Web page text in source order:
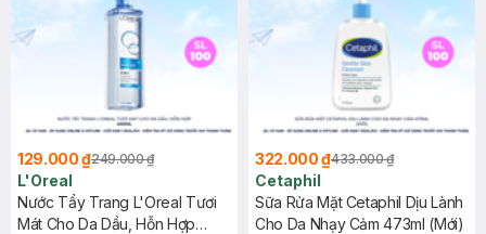
129.000 ₫249.000 ₫
L'Oreal
Nước Tẩy Trang L'Oreal Tươi
Mát Cho Da Dầu, Hỗn Hợp
322.000 ₫433.000 ₫
Cetaphil
Sữa Rửa Mặt Cetaphil Dịu Lành
Cho Da Nhạy Cảm 473ml (Mới)